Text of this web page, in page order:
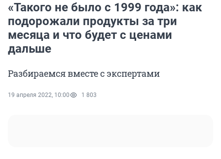
«Такого не было с 1999 года»: как
подорожали продукты за три
месяца и что будет с ценами
дальше
Разбираемся вместе с экспертами
19 апреля 2022, 10:00 1 803